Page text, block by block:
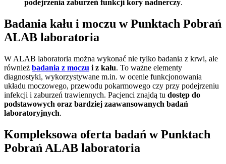
podejrzenia zaburzeń funkcji kory nadnerczy.
Badania kału i moczu w Punktach Pobrań
ALAB laboratoria
W ALAB laboratoria można wykonać nie tylko badania z krwi, ale
również badania z moczu i z kału. To ważne elementy
diagnostyki, wykorzystywane m.in. w ocenie funkcjonowania
układu moczowego, przewodu pokarmowego czy przy podejrzeniu
infekcji i zaburzeń trawiennych. Pacjenci znajdą tu dostęp do
podstawowych oraz bardziej zaawansowanych badań
laboratoryjnych.
Kompleksowa oferta badań w Punktach
Pobrań ALAB laboratoria